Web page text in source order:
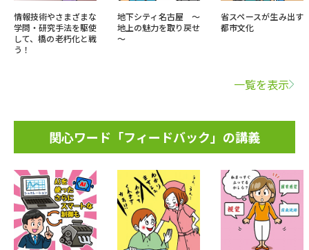
情報技術やさまざまな
学問・研究手法を駆使
して、橋の老朽化と戦
う！
地下シティ名古屋 ～
地上の魅力を取り戻せ
～
省スペースが生み出す
都市文化
一覧を表示
関心ワード「フィードバック」の講義